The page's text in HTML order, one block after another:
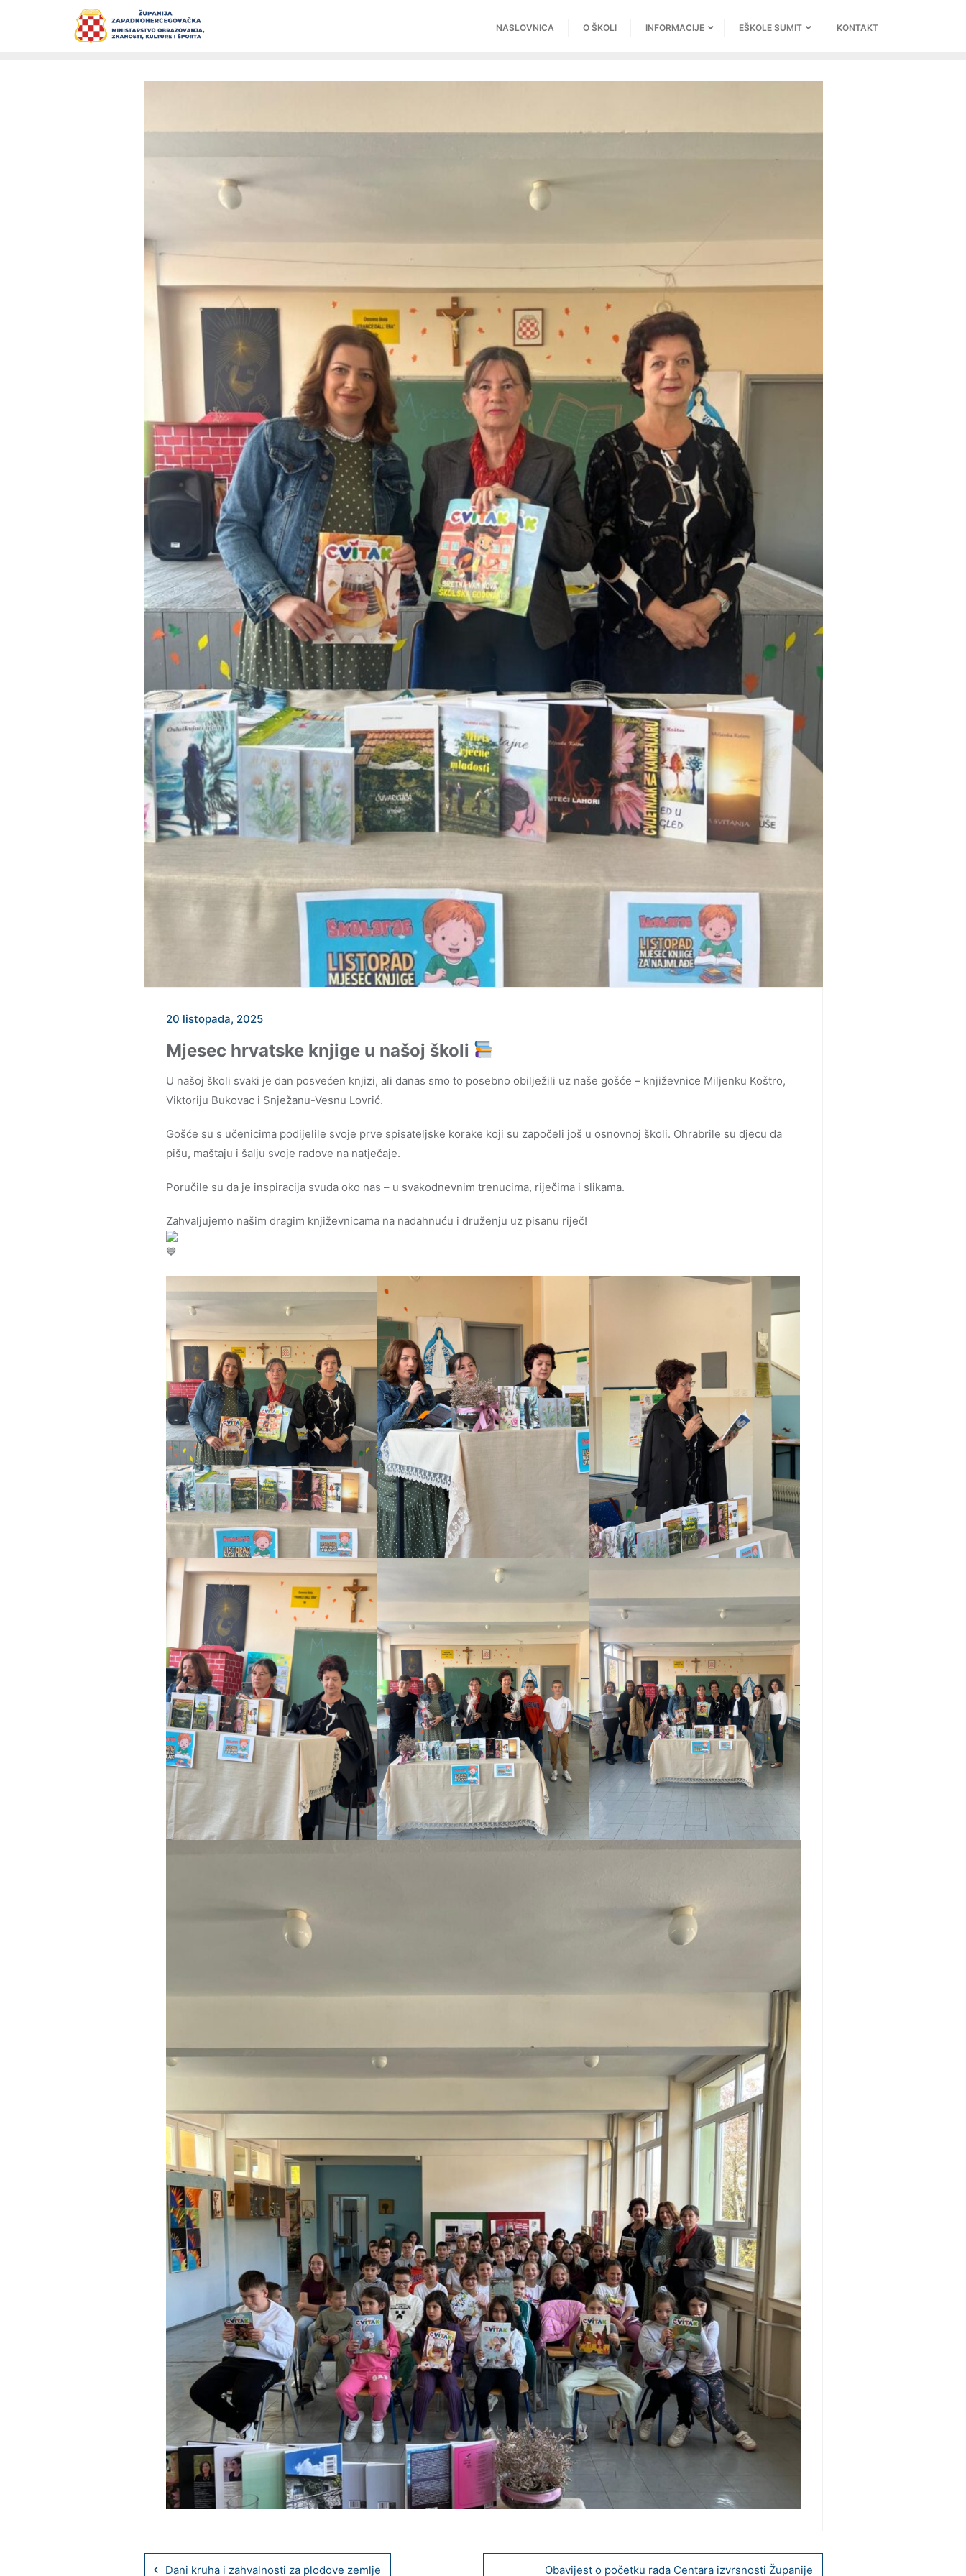
NASLOVNICA O ŠKOLI INFORMACIJE EŠKOLE SUMIT KONTAKT
20 listopada, 2025
Mjesec hrvatske knjige u našoj školi
U našoj školi svaki je dan posvećen knjizi, ali danas smo to posebno obilježili uz naše gošće – književnice Miljenku Koštro,
Viktoriju Bukovac i Snježanu-Vesnu Lovrić.
Gošće su s učenicima podijelile svoje prve spisateljske korake koji su započeli još u osnovnoj školi. Ohrabrile su djecu da
pišu, maštaju i šalju svoje radove na natječaje.
Poručile su da je inspiracija svuda oko nas – u svakodnevnim trenucima, riječima i slikama.
Zahvaljujemo našim dragim književnicama na nadahnuću i druženju uz pisanu riječ!
Dani kruha i zahvalnosti za plodove zemlje Obavijest o početku rada Centara izvrsnosti Županije